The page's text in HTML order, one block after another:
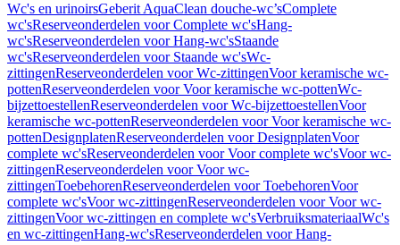
Wc's en urinoirsGeberit AquaClean douche-wc’sComplete
wc'sReserveonderdelen voor Complete wc'sHang-
wc'sReserveonderdelen voor Hang-wc'sStaande
wc'sReserveonderdelen voor Staande wc'sWc-
zittingenReserveonderdelen voor Wc-zittingenVoor keramische wc-
pottenReserveonderdelen voor Voor keramische wc-pottenWc-
bijzettoestellenReserveonderdelen voor Wc-bijzettoestellenVoor
keramische wc-pottenReserveonderdelen voor Voor keramische wc-
pottenDesignplatenReserveonderdelen voor DesignplatenVoor
complete wc'sReserveonderdelen voor Voor complete wc'sVoor wc-
zittingenReserveonderdelen voor Voor wc-
zittingenToebehorenReserveonderdelen voor ToebehorenVoor
complete wc'sVoor wc-zittingenReserveonderdelen voor Voor wc-
zittingenVoor wc-zittingen en complete wc'sVerbruiksmateriaalWc's
en wc-zittingenHang-wc'sReserveonderdelen voor Hang-